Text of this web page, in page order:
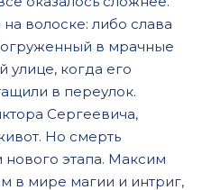
волоске: либо слава
в мрачные
улице, когда его
в переулок.
Сергеевича,
Но смерть
нового этапа. Максим
в мире магии и интриг,